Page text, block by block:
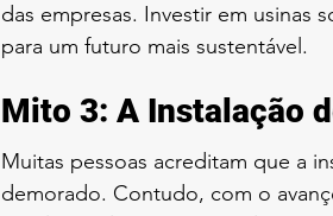
das empresas. Investir em usinas
para um futuro mais sustentável.
Mito 3: A Instalação
Muitas pessoas acreditam que a
demorado. Contudo, com o